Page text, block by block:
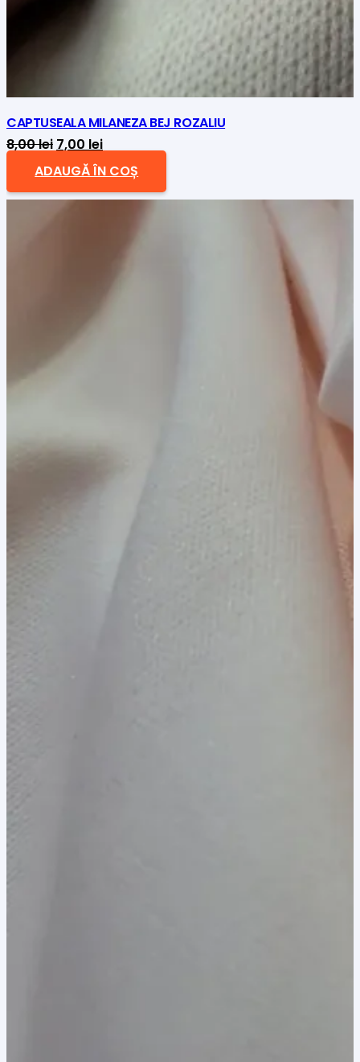
CAPTUSEALA MILANEZA BEJ ROZALIU
8,00lei Prețul
inițial
a
7,00 leiPrețul
curent
este:
ADAUGĂ ÎN COȘ